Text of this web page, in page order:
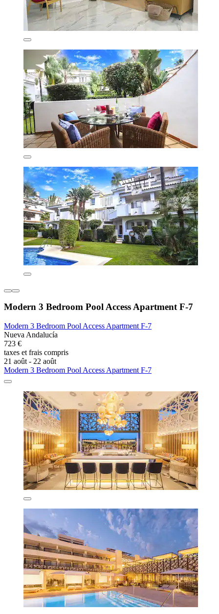
Modern 3 Bedroom Pool Access Apartment F-7
Modern 3 Bedroom Pool Access Apartment F-7
Nueva Andalucía
723 €
taxes et frais compris
21 août - 22 août
Modern 3 Bedroom Pool Access Apartment F-7